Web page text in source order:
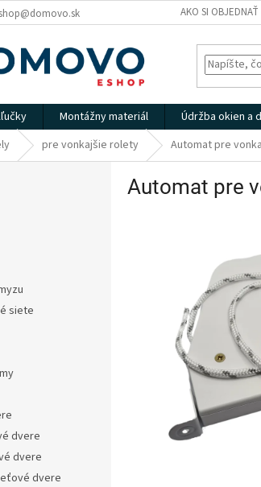
AKO SI
Montážny materiál Údržba okien a
pre vonkajšie rolety Automat pre
siete
dvere
dvere
dvere
Automat pre